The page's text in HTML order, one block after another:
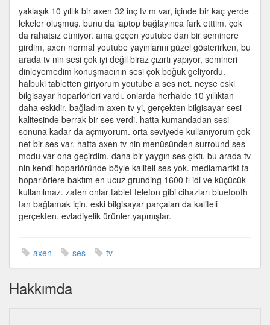
bilgisayar
hoparlörü
için
yaklaşık 10 yıllık bir axen 32 inç tv m var, içinde bir kaç yerde
lekeler oluşmuş. bunu da laptop bağlayınca fark etttim. çok
da rahatsız etmiyor. ama geçen youtube dan bir seminere
girdim, axen normal youtube yayınlarını güzel gösterirken, bu
arada tv nin sesi çok iyi değil biraz çızırtı yapıyor, semineri
dinleyemedim konuşmacının sesi çok boğuk geliyordu.
halbuki tabletten giriyorum youtube a ses net. neyse eski
bilgisayar hoparlörleri vardı. onlarda herhalde 10 yıllıktan
daha eskidir. bağladım axen tv yi, gerçekten bilgisayar sesi
kalitesinde berrak bir ses verdi. hatta kumandadan sesi
sonuna kadar da açmıyorum. orta seviyede kullanıyorum çok
net bir ses var. hatta axen tv nin menüsünden surround ses
modu var ona geçirdim, daha bir yaygın ses çıktı. bu arada tv
nin kendi hoparlöründe böyle kaliteli ses yok. mediamartkt ta
hoparlörlere baktım en ucuz grunding 1600 tl idi ve küçücük
kullanılmaz. zaten onlar tablet telefon gibi cihazları bluetooth
tan bağlamak için. eski bilgisayar parçaları da kaliteli
gerçekten. evladiyelik ürünler yapmışlar.
axen ses tv
Hakkımda